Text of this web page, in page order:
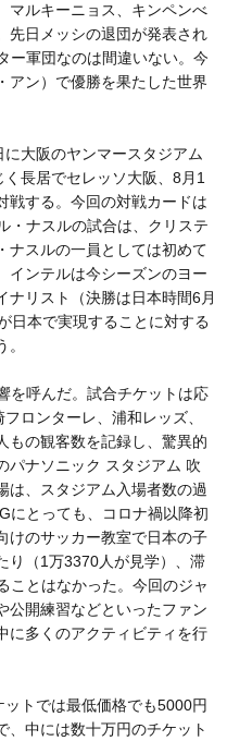
マルキーニョス、キンペンべ
先日メッシの退団が発表され
ー軍団なのは間違いない。今
アン）で優勝を果たした世界
大阪のヤンマースタジアム
長居でセレッソ大阪、8月1
戦する。今回の対戦カードは
・ナスルの試合は、クリステ
ナスルの一員としては初めて
インテルは今シーズンのヨー
ナリスト（決勝は日本時間6月
日本で実現することに対する
を呼んだ。試合チケットは応
ロンターレ、浦和レッズ、
もの観客数を記録し、驚異的
パナソニック スタジアム 吹
は、スタジアム入場者数の過
にとっても、コロナ禍以降初
けのサッカー教室で日本の子
り（1万3370人が見学）、滞
ことはなかった。今回のジャ
公開練習などといったファン
に多くのアクティビティを行
ットでは最低価格でも5000円
、中には数十万円のチケット